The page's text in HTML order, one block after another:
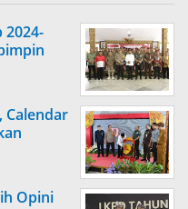
2024-
Calendar
Opini